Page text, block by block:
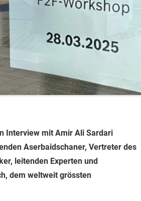
Interview mit Amir Ali Sardari
Aserbaidschaner, Vertreter des
leitenden Experten und
dem weltweit grössten